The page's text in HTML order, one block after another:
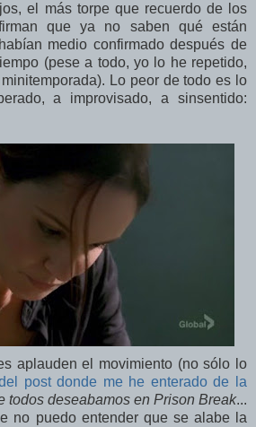
el más torpe que recuerdo de los
que ya no saben qué están
medio confirmado después de
(pese a todo, yo lo he repetido,
Lo peor de todo es lo
a improvisado, a sinsentido:
aplauden el movimiento (no sólo lo
post donde me he enterado de la
todos deseabamos en Prison Break...
no puedo entender que se alabe la